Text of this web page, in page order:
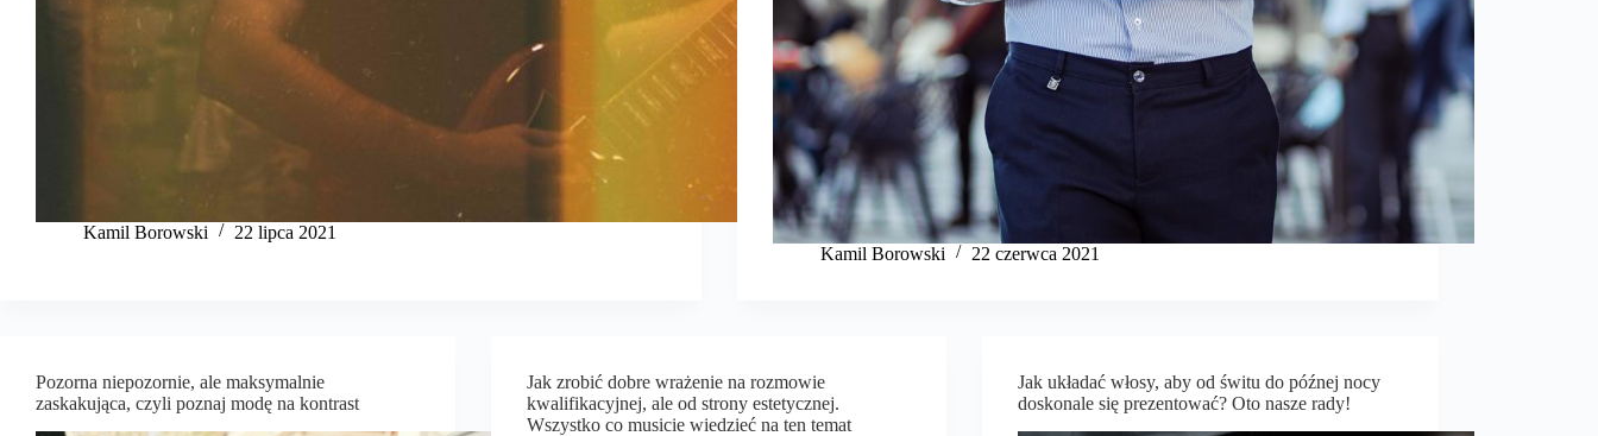
Kamil Borowski 22 lipca 2021
Kamil Borowski 22 czerwca 2021
Pozorna niepozornie, ale maksymalnie
zaskakująca, czyli poznaj modę na kontrast
Jak zrobić dobre wrażenie na rozmowie
kwalifikacyjnej, ale od strony estetycznej.
Wszystko co musicie wiedzieć na ten temat
Jak układać włosy, aby od świtu do późnej nocy
doskonale się prezentować? Oto nasze rady!